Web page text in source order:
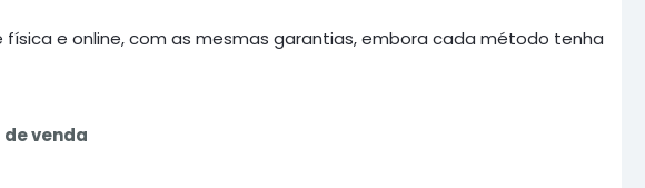
física e online, com as mesmas garantias, embora cada método tenha
venda